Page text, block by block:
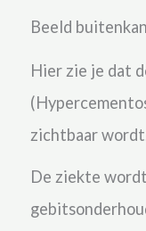
Beeld
Hier zie je dat
zichtbaar
De ziekte